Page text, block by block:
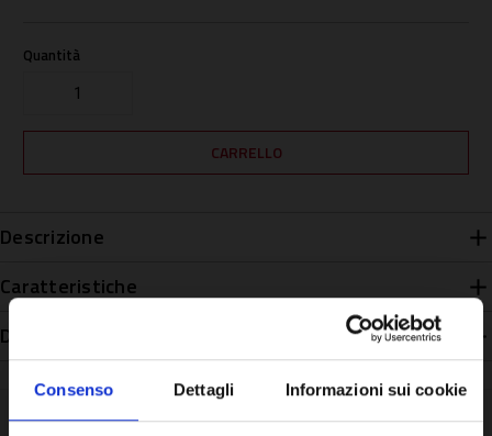
Consenso Dettagli Informazioni sui cookie
Quantità
Descrizione
Caratteristiche
Disponibilità